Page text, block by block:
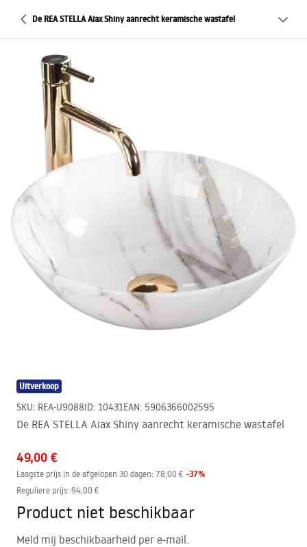
De REA STELLA Aiax Shiny aanrecht keramische wastafel
Uitverkoop
SKU: REA-U9088ID: 10431EAN: 5906366002595
De REA STELLA Aiax Shiny aanrecht keramische wastafel
49,00 €
Laagste prijs in de afgelopen 30 dagen: 78,00 € -37%
Reguliere prijs: 94,00 €
Product niet beschikbaar
Meld mij beschikbaarheid per e-mail.